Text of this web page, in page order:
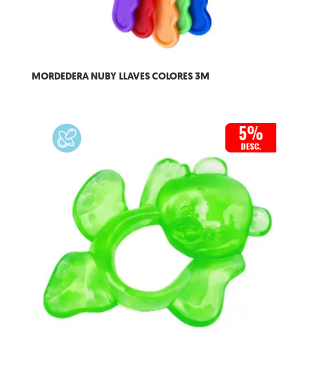
MORDEDERA NUBY LLAVES COLORES 3M